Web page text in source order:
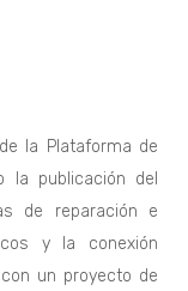
la Plataforma de
la publicación del
de reparación e
y la conexión
un proyecto de